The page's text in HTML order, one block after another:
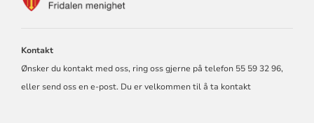
Kontakt
Ønsker du kontakt med oss, ring oss gjerne på telefon 55 59 32 96,
eller send oss en e-post. Du er velkommen til å ta kontakt